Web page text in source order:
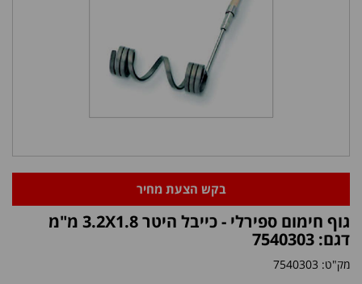
בקש הצעת מחיר
גוף חימום ספירלי - כייבל היטר 3.2X1.8 מ"מ
דגם: 7540303
מק"ט: 7540303